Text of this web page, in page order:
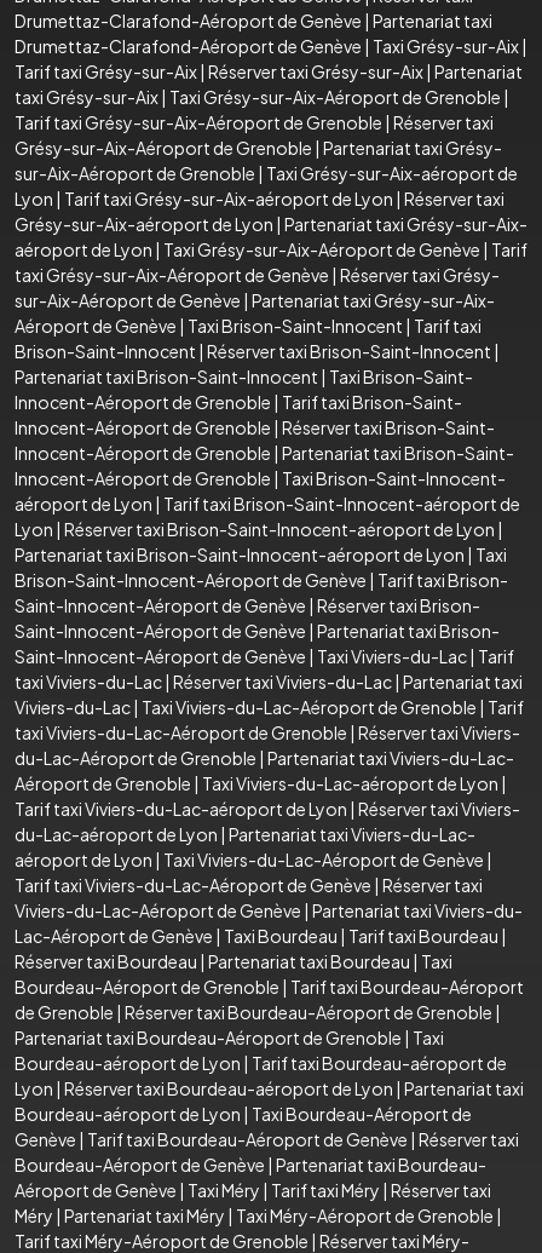
Drumettaz-Clarafond-Aéroport de Genève | Partenariat taxi
Drumettaz-Clarafond-Aéroport de Genève | Taxi Grésy-sur-Aix|
Tarif taxi Grésy-sur-Aix| Réserver taxi Grésy-sur-Aix| Partenariat
taxi Grésy-sur-Aix| Taxi Grésy-sur-Aix-Aéroport de Grenoble |
Tarif taxi Grésy-sur-Aix-Aéroport de Grenoble | Réserver taxi
Grésy-sur-Aix-Aéroport de Grenoble | Partenariat taxi Grésy-
sur-Aix-Aéroport de Grenoble | Taxi Grésy-sur-Aix-aéroport de
Lyon | Tarif taxi Grésy-sur-Aix-aéroport de Lyon | Réserver taxi
Grésy-sur-Aix-aéroport de Lyon | Partenariat taxi Grésy-sur-Aix-
aéroport de Lyon | Taxi Grésy-sur-Aix-Aéroport de Genève | Tarif
taxi Grésy-sur-Aix-Aéroport de Genève | Réserver taxi Grésy-
sur-Aix-Aéroport de Genève | Partenariat taxi Grésy-sur-Aix-
Aéroport de Genève | Taxi Brison-Saint-Innocent | Tarif taxi
Brison-Saint-Innocent | Réserver taxi Brison-Saint-Innocent |
Partenariat taxi Brison-Saint-Innocent | Taxi Brison-Saint-
Innocent-Aéroport de Grenoble | Tarif taxi Brison-Saint-
Innocent-Aéroport de Grenoble | Réserver taxi Brison-Saint-
Innocent-Aéroport de Grenoble | Partenariat taxi Brison-Saint-
Innocent-Aéroport de Grenoble | Taxi Brison-Saint-Innocent-
aéroport de Lyon | Tarif taxi Brison-Saint-Innocent-aéroport de
Lyon | Réserver taxi Brison-Saint-Innocent-aéroport de Lyon |
Partenariat taxi Brison-Saint-Innocent-aéroport de Lyon | Taxi
Brison-Saint-Innocent-Aéroport de Genève | Tarif taxi Brison-
Saint-Innocent-Aéroport de Genève | Réserver taxi Brison-
Saint-Innocent-Aéroport de Genève | Partenariat taxi Brison-
Saint-Innocent-Aéroport de Genève | Taxi Viviers-du-Lac| Tarif
taxi Viviers-du-Lac| Réserver taxi Viviers-du-Lac| Partenariat taxi
Viviers-du-Lac| Taxi Viviers-du-Lac-Aéroport de Grenoble | Tarif
taxi Viviers-du-Lac-Aéroport de Grenoble | Réserver taxi Viviers-
du-Lac-Aéroport de Grenoble | Partenariat taxi Viviers-du-Lac-
Aéroport de Grenoble | Taxi Viviers-du-Lac-aéroport de Lyon |
Tarif taxi Viviers-du-Lac-aéroport de Lyon | Réserver taxi Viviers-
du-Lac-aéroport de Lyon | Partenariat taxi Viviers-du-Lac-
aéroport de Lyon | Taxi Viviers-du-Lac-Aéroport de Genève |
Tarif taxi Viviers-du-Lac-Aéroport de Genève | Réserver taxi
Viviers-du-Lac-Aéroport de Genève | Partenariat taxi Viviers-du-
Lac-Aéroport de Genève | Taxi Bourdeau | Tarif taxi Bourdeau |
Réserver taxi Bourdeau | Partenariat taxi Bourdeau | Taxi
Bourdeau-Aéroport de Grenoble | Tarif taxi Bourdeau-Aéroport
de Grenoble | Réserver taxi Bourdeau-Aéroport de Grenoble |
Partenariat taxi Bourdeau-Aéroport de Grenoble | Taxi
Bourdeau-aéroport de Lyon | Tarif taxi Bourdeau-aéroport de
Lyon | Réserver taxi Bourdeau-aéroport de Lyon | Partenariat taxi
Bourdeau-aéroport de Lyon | Taxi Bourdeau-Aéroport de
Genève | Tarif taxi Bourdeau-Aéroport de Genève | Réserver taxi
Bourdeau-Aéroport de Genève | Partenariat taxi Bourdeau-
Aéroport de Genève | Taxi Méry | Tarif taxi Méry | Réserver taxi
Méry | Partenariat taxi Méry | Taxi Méry-Aéroport de Grenoble |
Tarif taxi Méry-Aéroport de Grenoble | Réserver taxi Méry-